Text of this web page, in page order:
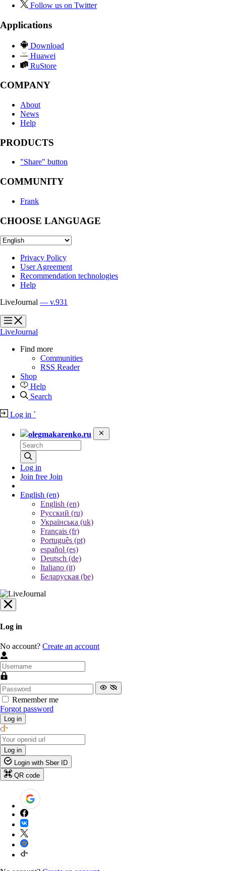
Follow us on Twitter
Applications
Download
Huawei
RuStore
COMPANY
About
News
Help
PRODUCTS
"Share" button
COMMUNITY
Frank
CHOOSE LANGUAGE
Privacy Policy
User Agreement
Recommendation technologies
Help
LiveJournal — v.931
?
?
LiveJournal
Find more
Communities
RSS Reader
Shop
Help
Search
Log in `
olegmakarenko.ru
Log in
Join free Join
English (en)
English (en)
Русский (ru)
Українська (uk)
Français (fr)
Português (pt)
español (es)
Deutsch (de)
Italiano (it)
Беларуская (be)
Log in
No account? Create an account
Remember me
Forgot password
Log in
Log in
Login with Sber ID
QR code